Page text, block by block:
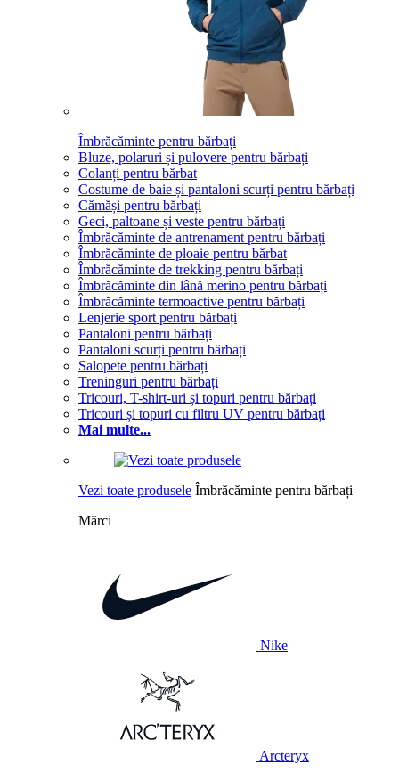
Îmbrăcăminte pentru bărbați
Bluze, polaruri și pulovere pentru bărbați
Colanți pentru bărbat
Costume de baie și pantaloni scurți pentru bărbați
Cămăși pentru bărbați
Geci, paltoane și veste pentru bărbați
Îmbrăcăminte de antrenament pentru bărbați
Îmbrăcăminte de ploaie pentru bărbat
Îmbrăcăminte de trekking pentru bărbați
Îmbrăcăminte din lână merino pentru bărbați
Îmbrăcăminte termoactive pentru bărbați
Lenjerie sport pentru bărbați
Pantaloni pentru bărbați
Pantaloni scurți pentru bărbați
Salopete pentru bărbați
Treninguri pentru bărbați
Tricouri, T-shirt-uri și topuri pentru bărbați
Tricouri și topuri cu filtru UV pentru bărbați
Mai multe...
Vezi toate produsele Îmbrăcăminte pentru bărbați
Mărci
Nike
Arcteryx